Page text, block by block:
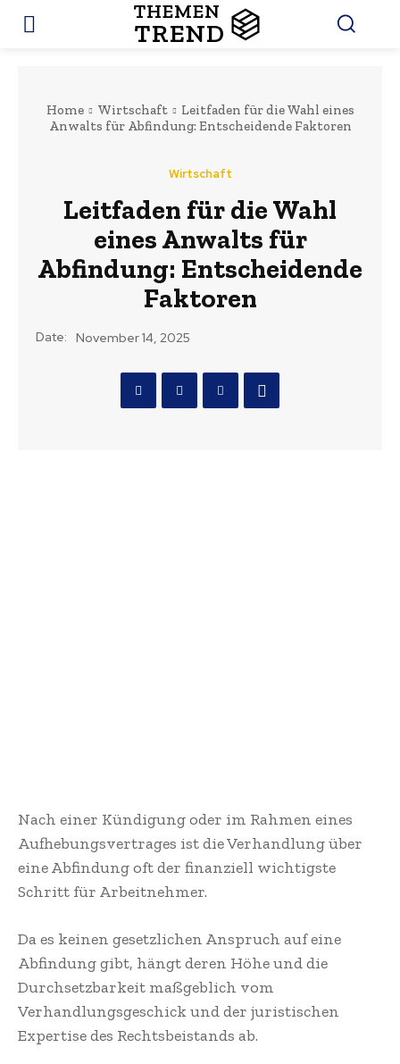
THEMEN
TREND
Home Wirtschaft
Leitfaden für die Wahl eines
Anwalts für Abfindung: Entscheidende Faktoren
Wirtschaft
Leitfaden für die Wahl
eines Anwalts für
Abfindung: Entscheidende
Faktoren
Date: November 14, 2025
Nach einer Kündigung oder im Rahmen eines
Aufhebungsvertrages ist die Verhandlung über
eine Abfindung oft der finanziell wichtigste
Schritt für Arbeitnehmer.
Da es keinen gesetzlichen Anspruch auf eine
Abfindung gibt, hängt deren Höhe und die
Durchsetzbarkeit maßgeblich vom
Verhandlungsgeschick und der juristischen
Expertise des Rechtsbeistands ab.